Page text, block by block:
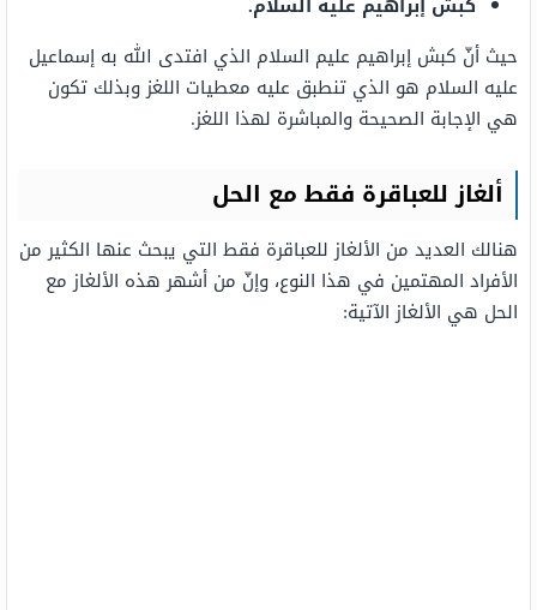
حيث أنّ كبش إبراهيم عليم السلام الذي افتدى الله به إسماعيل
عليه السلام هو الذي تنطبق عليه معطيات اللغز وبذلك تكون
هي الإجابة الصحيحة والمباشرة لهذا اللغز.
ألغاز للعباقرة فقط مع الحل
هنالك العديد من الألغاز للعباقرة فقط التي يبحث عنها الكثير من
الأفراد المهتمين في هذا النوع، وإنّ من أشهر هذه الألغاز مع
الحل هي الألغاز الآتية: